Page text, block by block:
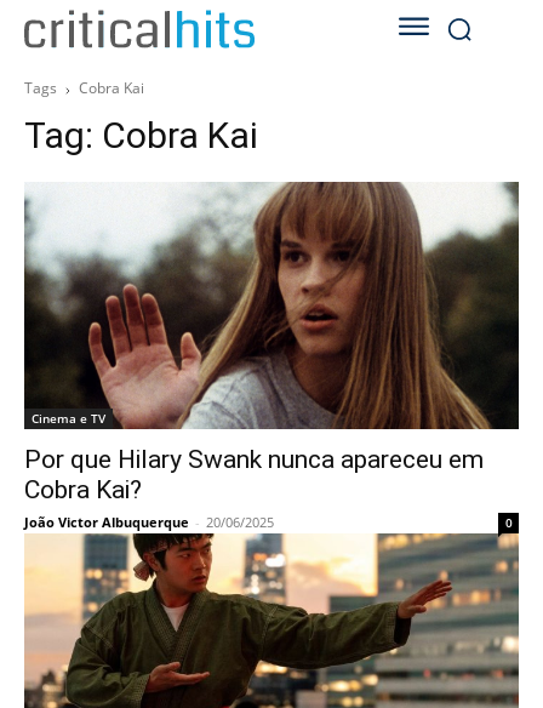
Tags Cobra Kai
Tag: Cobra Kai
Cinema e TV
Por que Hilary Swank nunca apareceu em
Cobra Kai?
João Victor Albuquerque - 20/06/2025 0